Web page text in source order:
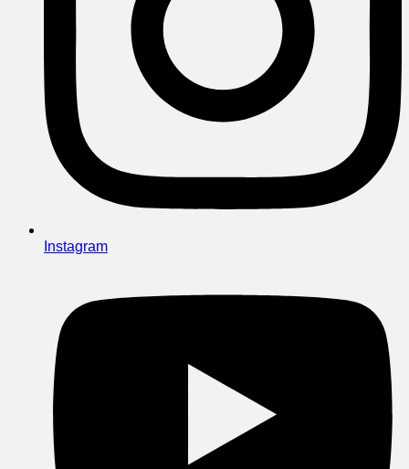
Instagram